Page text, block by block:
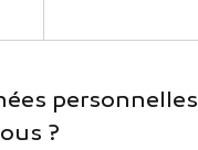
personnelles
?